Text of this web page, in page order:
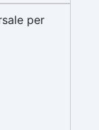
guanti o